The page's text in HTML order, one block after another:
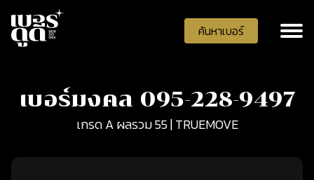
ค้นหาเบอร์
เบอร์มงคล 095-228-9497
เกรด A ผลรวม 55 | TRUEMOVE